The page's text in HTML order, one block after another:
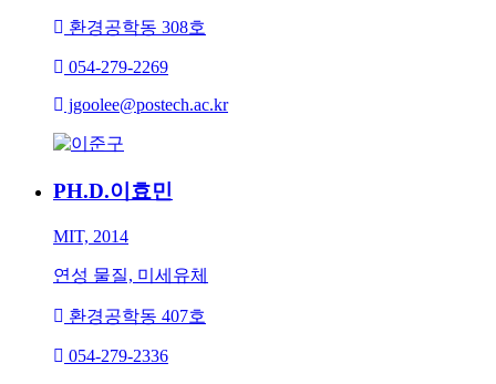
환경공학동 308호
054-279-2269
jgoolee@postech.ac.kr
PH.D.이효민
MIT, 2014
연성 물질, 미세유체
환경공학동 407호
054-279-2336